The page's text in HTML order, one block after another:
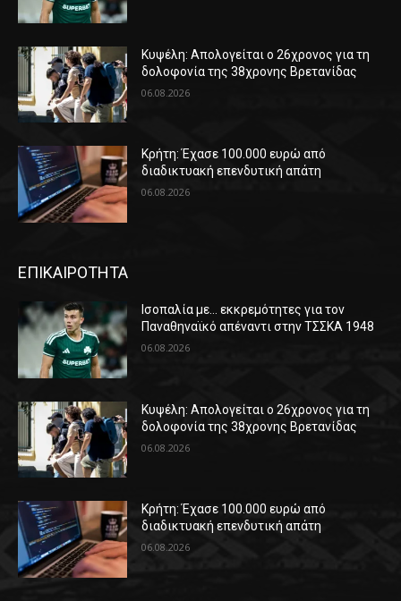
Κυψέλη: Απολογείται ο 26χρονος για τη
δολοφονία της 38χρονης Βρετανίδας
06.08.2026
Κρήτη: Έχασε 100.000 ευρώ από
διαδικτυακή επενδυτική απάτη
06.08.2026
ΕΠΙΚΑΙΡΟΤΗΤΑ
Ισοπαλία με… εκκρεμότητες για τον
Παναθηναϊκό απέναντι στην ΤΣΣΚΑ 1948
06.08.2026
Κυψέλη: Απολογείται ο 26χρονος για τη
δολοφονία της 38χρονης Βρετανίδας
06.08.2026
Κρήτη: Έχασε 100.000 ευρώ από
διαδικτυακή επενδυτική απάτη
06.08.2026